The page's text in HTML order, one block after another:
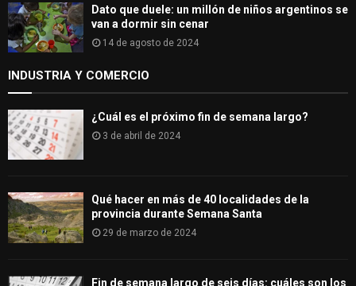
Dato que duele: un millón de niños argentinos se
van a dormir sin cenar
14 de agosto de 2024
INDUSTRIA Y COMERCIO
¿Cuál es el próximo fin de semana largo?
3 de abril de 2024
Qué hacer en más de 40 localidades de la
provincia durante Semana Santa
29 de marzo de 2024
Fin de semana largo de seis días: cuáles son los